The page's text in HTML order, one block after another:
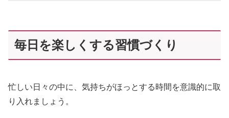
毎日を楽しくする習慣づくり
忙しい日々の中に、気持ちがほっとする時間を意識的に取
り入れましょう。